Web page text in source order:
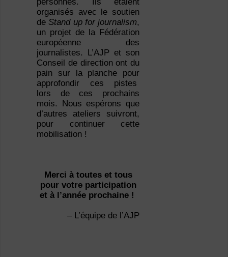
organisés avec le soutien
de Stand up for journalism,
un projet de la Fédération
européenne des
journalistes. L’AJP et son
Conseil de direction ont du
pain sur la planche pour
approfondir ces pistes
lors de ces prochains
mois. Nous espérons que
d’autres ateliers suivront,
pour continuer cette
mobilisation !
Merci à toutes et tous
pour votre participation
et à l’année prochaine !
– L’équipe de l’AJP